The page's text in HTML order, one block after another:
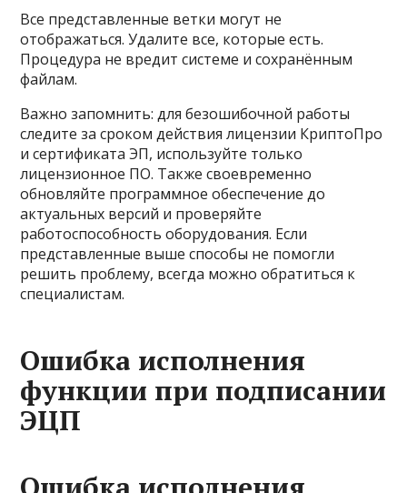
Все представленные ветки могут не
отображаться. Удалите все, которые есть.
Процедура не вредит системе и сохранённым
файлам.
Важно запомнить: для безошибочной работы
следите за сроком действия лицензии КриптоПро
и сертификата ЭП, используйте только
лицензионное ПО. Также своевременно
обновляйте программное обеспечение до
актуальных версий и проверяйте
работоспособность оборудования. Если
представленные выше способы не помогли
решить проблему, всегда можно обратиться к
специалистам.
Ошибка исполнения
функции при подписании
ЭЦП